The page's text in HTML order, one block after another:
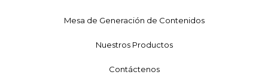
Mesa de Generación de Contenidos
Nuestros Productos
Contáctenos